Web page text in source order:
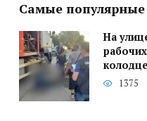
Самые популярные
На
колодце
1375